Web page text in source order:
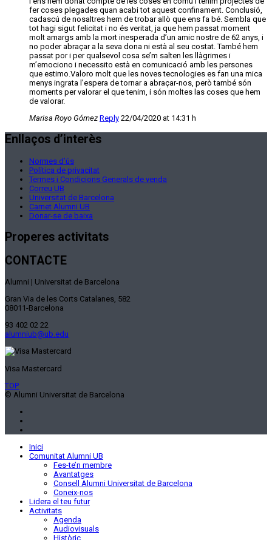
fer coses plegades quan acabi tot aquest confinament. Conclusió,
cadascú de nosaltres hem de trobar allò que ens fa bé. Sembla que
tot hagi sigut felicitat i no és veritat, ja que hem passat moment
molt amargs amb la mort inesperada d’un amic nostre de 62 anys, i
no poder abraçar a la seva dona ni està al seu costat. També hem
passat por i per qualsevol cosa se’m salten les llàgrimes i
m’emociono i necessito està en comunicació amb les persones
que estimo.Valoro molt que les noves tecnologies es fan una mica
menys ingrata l’espera de tornar a abraçar-nos, però també són
moments per valorar el que tenim, i són moltes las coses que hem
de valorar.
Marisa Royo Gómez Reply 22/04/2020 at 14:31 h
Enllaços d’interès
Normes d’ús
Política de privacitat
Termes i Condicions Generals de venda
Correu UB
Universitat de Barcelona
Carnet Alumni UB
Donar-se de baixa
Properes activitats
CONTACTE
Alumni | Universitat de Barcelona
Gran Via de les Corts Catalanes, 582
08011-Barcelona
93 402 02 22
alumniub@ub.edu
Visa Mastercard
TOP
© Alumni Universitat de Barcelona
Inici
Comunitat Alumni UB
Fes-te’n membre
Avantatges
Consell Alumni Universitat de Barcelona
Coneix-nos
Lidera el teu futur
Activitats
Agenda
Audiovisuals
Històric